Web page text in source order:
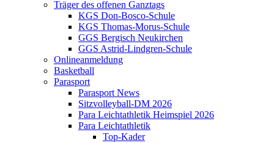
Träger des offenen Ganztags
KGS Don-Bosco-Schule
KGS Thomas-Morus-Schule
GGS Bergisch Neukirchen
GGS Astrid-Lindgren-Schule
Onlineanmeldung
Basketball
Parasport
Parasport News
Sitzvolleyball-DM 2026
Para Leichtathletik Heimspiel 2026
Para Leichtathletik
Top-Kader